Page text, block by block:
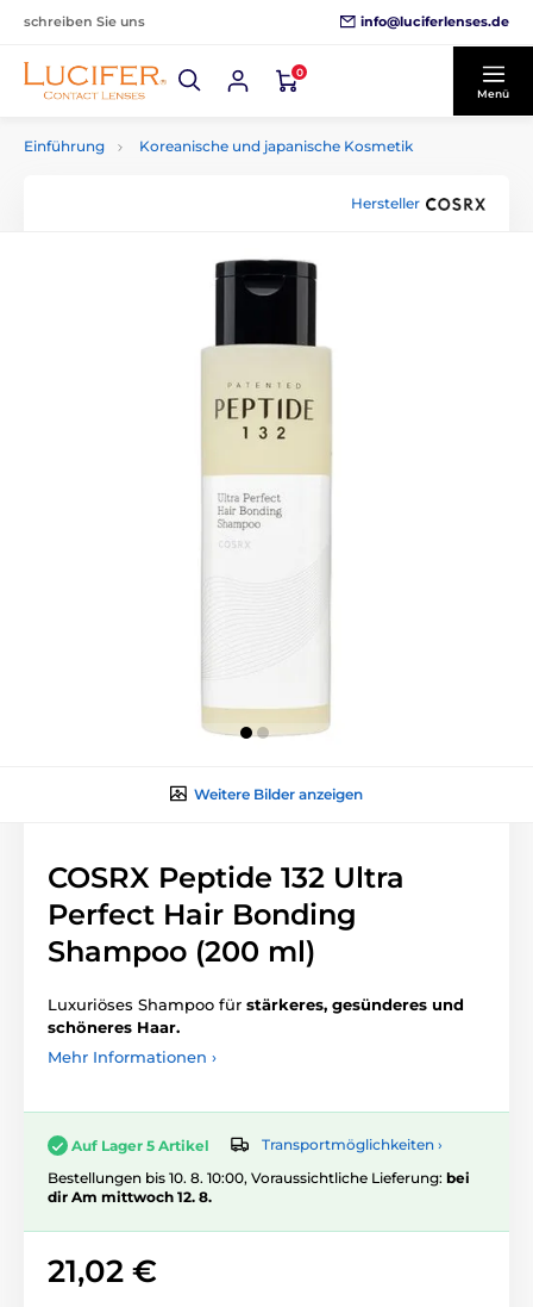
schreiben Sie uns info@luciferlenses.de
0
Menü
Einführung Koreanische und japanische Kosmetik
Hersteller
Weitere Bilder anzeigen
COSRX Peptide 132 Ultra
Perfect Hair Bonding
Shampoo (200 ml)
Luxuriöses Shampoo für stärkeres, gesünderes und
schöneres Haar.
Mehr Informationen ›
Auf Lager 5 Artikel
Transportmöglichkeiten ›
Bestellungen bis 10. 8. 10:00, Voraussichtliche Lieferung: bei
dir Am mittwoch 12. 8.
21,02 €